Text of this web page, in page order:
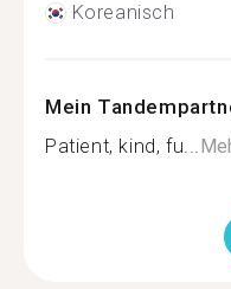
Koreanisch
Mein
Patient, kind, fu...